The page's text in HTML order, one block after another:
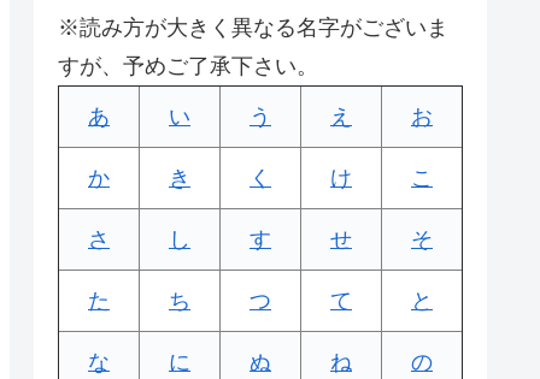
※読み方が大きく異なる名字がございま
すが、予めご了承下さい。
あ い う え お
か き く け こ
さ し す せ そ
た ち つ て と
な に ぬ ね の